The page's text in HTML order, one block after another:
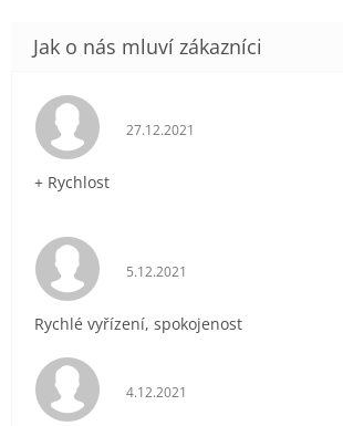
Hodnocení obchodu je 5 z 5
27.12.2021
+ Rychlost
Hodnocení obchodu je 5 z 5
5.12.2021
Rychlé vyřízení, spokojenost
Hodnocení obchodu je 5 z 5
4.12.2021